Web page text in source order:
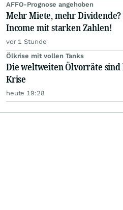
AFFO-Prognose angehoben
Mehr Miete, mehr
Income mit starken Zahlen!
vor 1 Stunde
Ölkrise mit vollen Tanks
Die weltweiten Ölvorräte
Krise
heute 19:28